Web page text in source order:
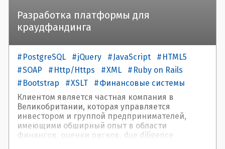
Разработка платформы для
краудфандинга
PostgreSQL jQuery JavaScript
HTML5
SOAP
Http/Https XML
Ruby on Rails
Bootstrap
XSLT
Финансовые системы
Краудсорсинг
Клиентом является частная компания в
Великобритании, которая управляется
инвестором и группой предпринимателей,
имеющими обширный опыт в области
финансов, оценки рисков, due diligence